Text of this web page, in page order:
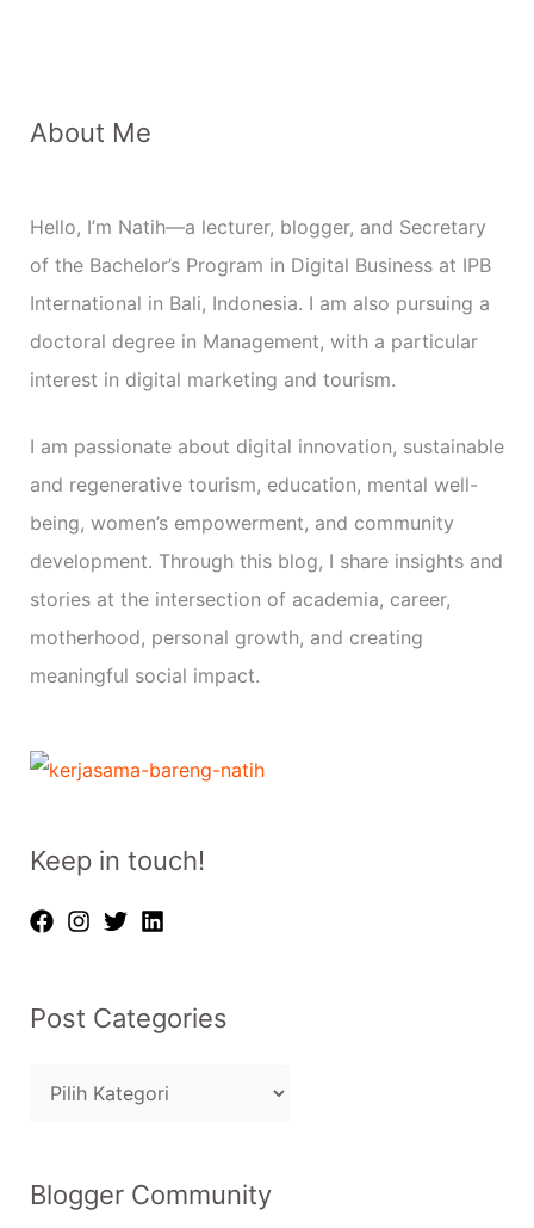
About Me
Hello, I’m Natih—a lecturer, blogger, and Secretary
of the Bachelor’s Program in Digital Business at IPB
International in Bali, Indonesia. I am also pursuing a
doctoral degree in Management, with a particular
interest in digital marketing and tourism.
I am passionate about digital innovation, sustainable
and regenerative tourism, education, mental well-
being, women’s empowerment, and community
development. Through this blog, I share insights and
stories at the intersection of academia, career,
motherhood, personal growth, and creating
meaningful social impact.
Keep in touch!
Post Categories
P
g
o
r
e
s
Blogger Community